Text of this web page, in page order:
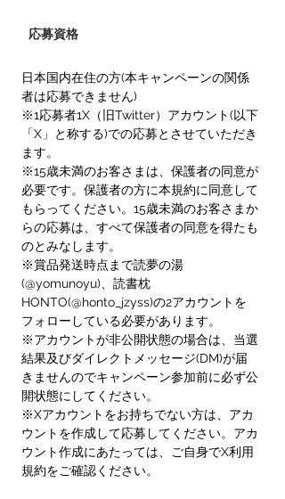
応募資格
日本国内在住の方(本キャンペーンの関係
者は応募できません)
※1応募者1X（旧Twitter）アカウント(以下
「X」と称する)での応募とさせていただき
ます。
※15歳未満のお客さまは、保護者の同意が
必要です。保護者の方に本規約に同意して
もらってください。15歳未満のお客さまか
らの応募は、すべて保護者の同意を得たも
のとみなします。
※賞品発送時点まで読夢の湯
(@yomunoyu)、読書枕
HONTO(@honto_jzyss)の2アカウントを
フォローしている必要があります。
※アカウントが非公開状態の場合は、当選
結果及びダイレクトメッセージ(DM)が届
きませんのでキャンペーン参加前に必ず公
開状態にしてください。
※Xアカウントをお持ちでない方は、アカ
ウントを作成して応募してください。アカ
ウント作成にあたっては、ご自身でX利用
規約をご確認ください。